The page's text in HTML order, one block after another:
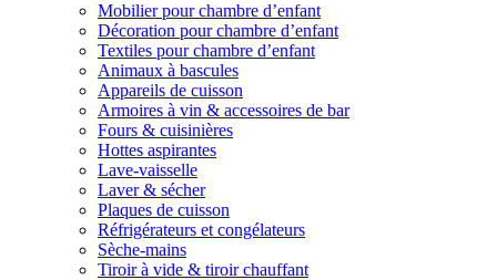
Mobilier pour chambre d’enfant
Décoration pour chambre d’enfant
Textiles pour chambre d’enfant
Animaux à bascules
Appareils de cuisson
Armoires à vin & accessoires de bar
Fours & cuisinières
Hottes aspirantes
Lave-vaisselle
Laver & sécher
Plaques de cuisson
Réfrigérateurs et congélateurs
Sèche-mains
Tiroir à vide & tiroir chauffant